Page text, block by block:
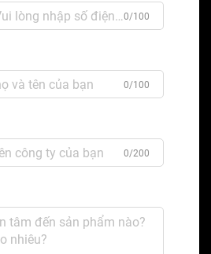
0/100
0/100
0/200